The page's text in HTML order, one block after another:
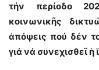
τήν περίοδο
κοινωνικῆς
ἀπόψεις πού δέν
γιά νά συνεχισθεῖ ἡ